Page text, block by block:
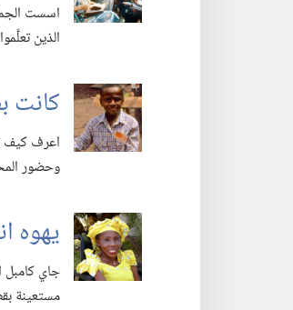
اسست
الذين
كانت
اعرف كيف
وحضور
يهوه
جاي كامبل
مستعينة